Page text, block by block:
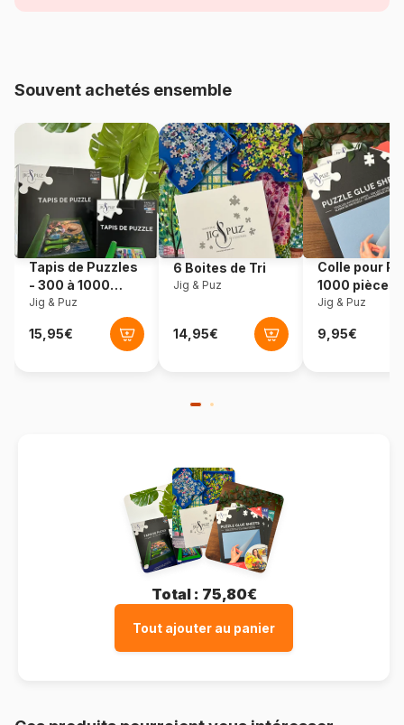
Référence Bluebird-Puzzle-F-90135
EAN 3663384901355
Nombre de pièces 1000 pièces
Dimensions 69 x 48 cm
Matière primaire
Format boîte Boîte en carton
Souvent achetés ensemble
Tapis de Puzzles
- 300 à 1000
pièces
Jig & Puz
6 Boites de Tri
Jig & Puz
Colle pour
1000 pièces
Jig & Puz
Total : 75,80€
Tout ajouter au panier